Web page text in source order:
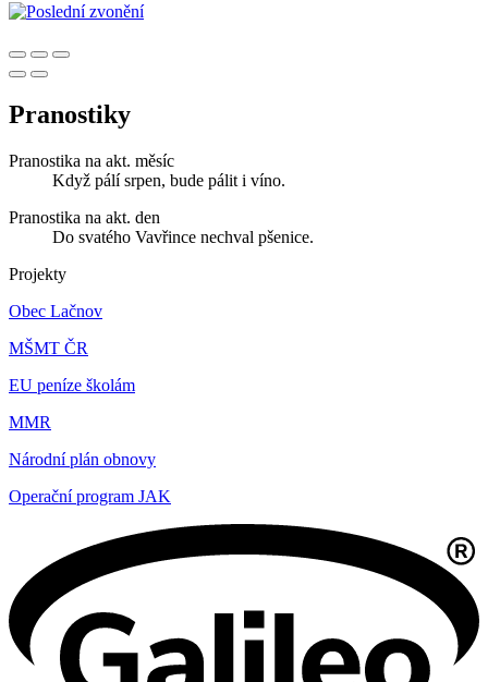
Pranostiky
Pranostika na akt. měsíc
Když pálí srpen, bude pálit i víno.
Pranostika na akt. den
Do svatého Vavřince nechval pšenice.
Projekty
Obec Lačnov
MŠMT ČR
EU peníze školám
MMR
Národní plán obnovy
Operační program JAK